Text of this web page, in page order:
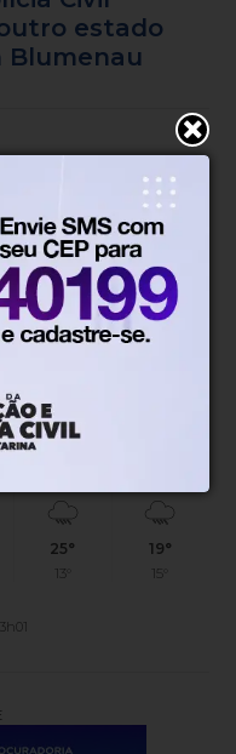
estado
Blumenau
14° Máx.19°
100%
Umidade
25°
13°
19°
15°